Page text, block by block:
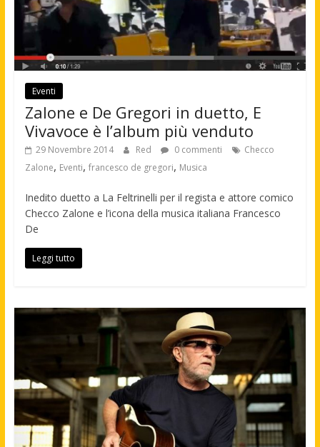
Eventi
Zalone e De Gregori in duetto, E
Vivavoce è l’album più venduto
29 Novembre 2014 Red 0 commenti
Checco
Zalone, Eventi, francesco de gregori, Musica
Inedito duetto a La Feltrinelli per il regista e attore comico
Checco Zalone e l’icona della musica italiana Francesco
De
Leggi tutto